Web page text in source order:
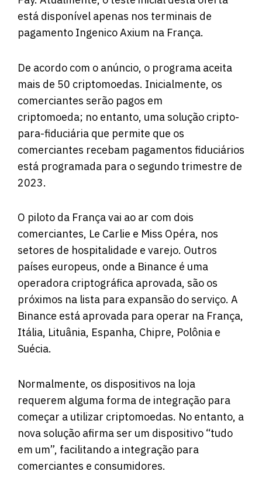
está disponível apenas nos terminais de
pagamento Ingenico Axium na França.
De acordo com o anúncio, o programa aceita
mais de 50 criptomoedas. Inicialmente, os
comerciantes serão pagos em
criptomoeda; no entanto, uma solução cripto-
para-fiduciária que permite que os
comerciantes recebam pagamentos fiduciários
está programada para o segundo trimestre de
2023.
O piloto da França vai ao ar com dois
comerciantes, Le Carlie e Miss Opéra, nos
setores de hospitalidade e varejo. Outros
países europeus, onde a Binance é uma
operadora criptográfica aprovada, são os
próximos na lista para expansão do serviço. A
Binance está aprovada para operar na França,
Itália, Lituânia, Espanha, Chipre, Polônia e
Suécia.
Normalmente, os dispositivos na loja
requerem alguma forma de integração para
começar a utilizar criptomoedas. No entanto, a
nova solução afirma ser um dispositivo “tudo
em um”, facilitando a integração para
comerciantes e consumidores.